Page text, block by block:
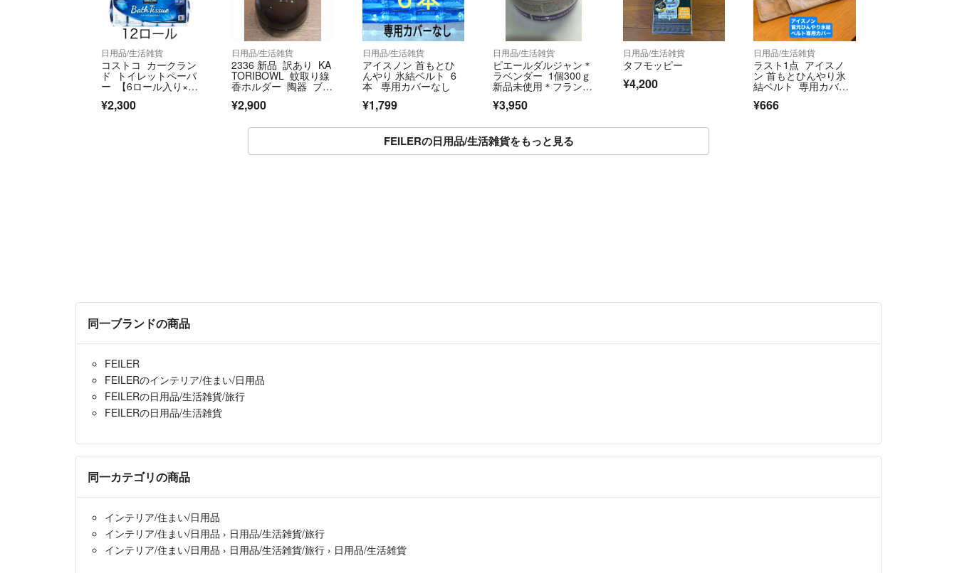
日用品/生活雑貨
コストコ カークラン
ド トイレットペーパ
ー 【6ロール入り×2
袋set】
¥2,300
日用品/生活雑貨
2336 新品 訳あり KA
TORIBOWL 蚊取り線
香ホルダー 陶器 ブラ
ウン アウトドア キャ
ンプ
¥2,900
日用品/生活雑貨
アイスノン 首もとひ
んやり 氷結ベルト 6
本 専用カバーなし
¥1,799
日用品/生活雑貨
ピエールダルジャン＊
ラベンダー 1個300ｇ
新品未使用＊フランス
産オールインワン
¥3,950
日用品/生活雑貨
タフモッピー
¥4,200
日用品/生活雑貨
ラスト1点 アイスノ
ン 首もとひんやり氷
結ベルト 専用カバ
ー グレー
¥666
FEILERの日用品/生活雑貨をもっと見る
同一ブランドの商品
FEILER
FEILERのインテリア/住まい/日用品
FEILERの日用品/生活雑貨/旅行
FEILERの日用品/生活雑貨
同一カテゴリの商品
インテリア/住まい/日用品
インテリア/住まい/日用品 › 日用品/生活雑貨/旅行
インテリア/住まい/日用品 › 日用品/生活雑貨/旅行 › 日用品/生活雑貨